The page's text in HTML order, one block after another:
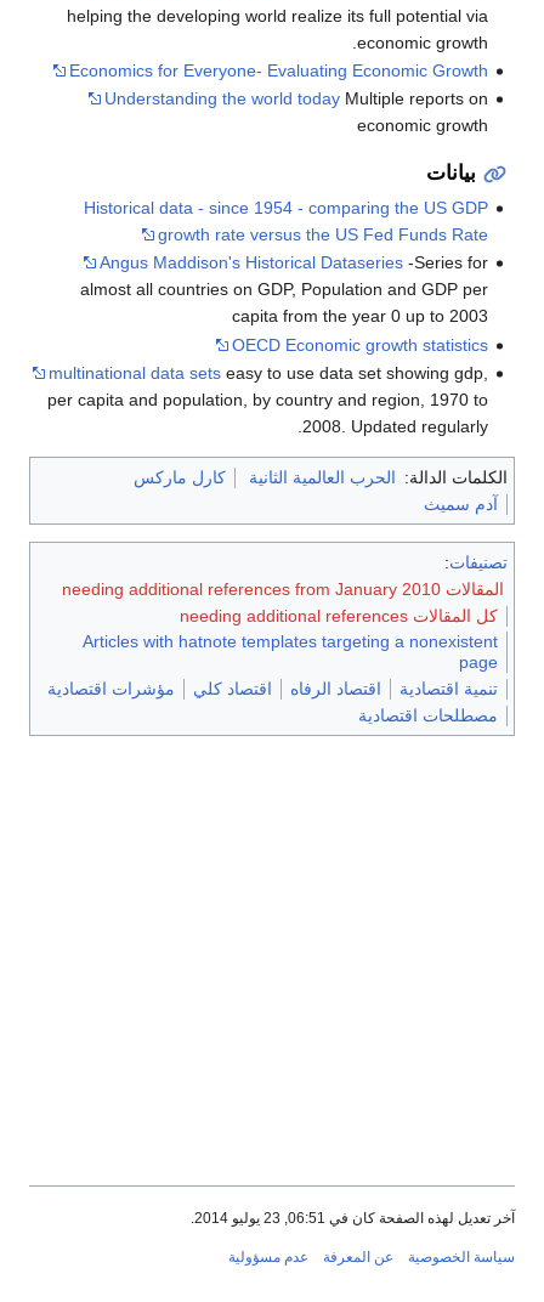
helping the developing world realize its full potential via
economic growth.
Economics for Everyone- Evaluating Economic Growth
Understanding the world todayMultiple reports on
economic growth
بيانات
Historical data - since 1954 - comparing the US GDP
growth rate versus the US Fed Funds Rate
Angus Maddison's Historical Dataseries-Series for
almost all countries on GDP, Population and GDP per
capita from the year 0 up to 2003
OECD Economic growth statistics
multinational data setseasy to use data set showing gdp,
per capita and population, by country and region, 1970 to
2008. Updated regularly.
الكلمات الدالة: الحرب العالمية الثانية
كارل ماركس
آدم سميث
تصنيفات:
المقالات needing additional references from January 2010
كل المقالات needing additional references
Articles with hatnote templates targeting a nonexistent
page
تنمية اقتصادية
اقتصاد الرفاه اقتصاد كلي
مؤشرات اقتصادية
مصطلحات اقتصادية
آخر تعديل لهذه الصفحة كان في 06:51, 23 يوليو 2014.
سياسة الخصوصية عن المعرفة عدم مسؤولية